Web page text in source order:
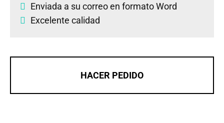
Enviada a su correo en formato Word
Excelente calidad
HACER PEDIDO